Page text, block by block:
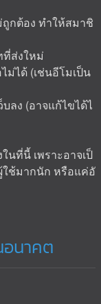
กต้อง ทำให้สมาชิ
ส่งใหม่
ม่ได้ (เช่นอีโมเป็น
ลง (อาจแก้ไขได้ไ
นที่นี้ เพราะอาจเป็
ใช้มากนัก หรือแค่อั
อนาคต